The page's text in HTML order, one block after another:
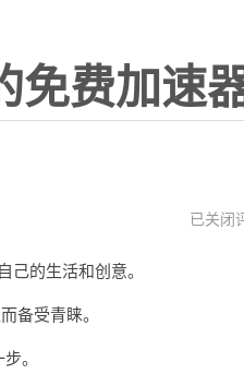
免费加速
已关闭
的生活和创意。
备受青睐。
。